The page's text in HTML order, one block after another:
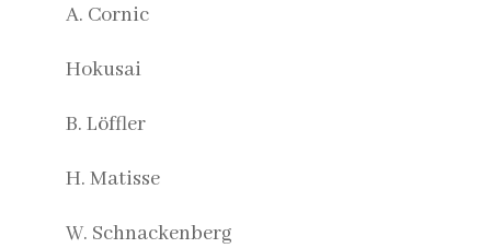
A. Cornic
Hokusai
B. Löffler
H. Matisse
W. Schnackenberg